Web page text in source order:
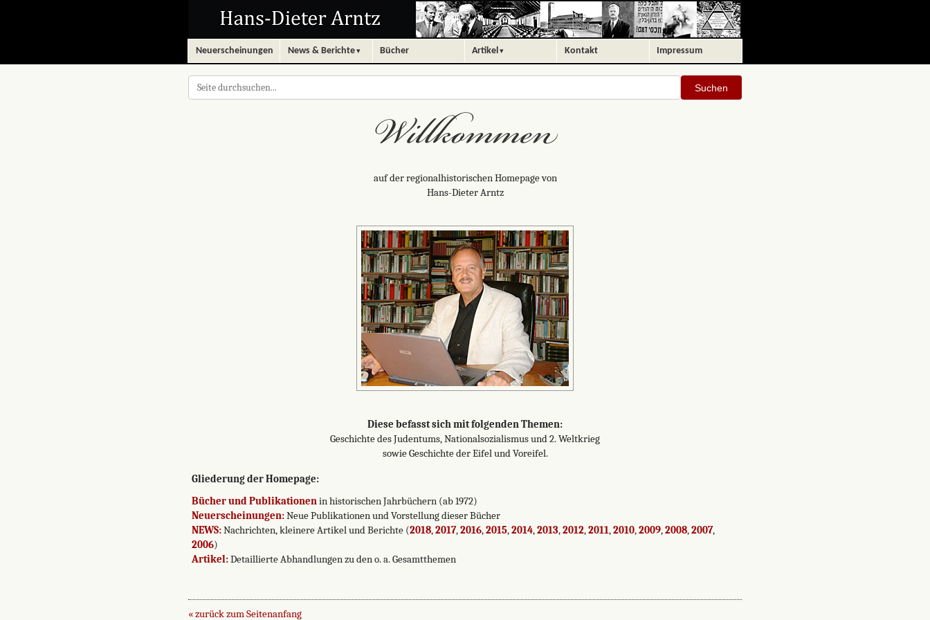
Neuerscheinungen News & Berichte Bücher Artikel Kontakt Impressum
Suchen
auf der regionalhistorischen Homepage von
Hans-Dieter Arntz
Diese befasst sich mit folgenden Themen:
Geschichte des Judentums, Nationalsozialismus und 2. Weltkrieg
sowie Geschichte der Eifel und Voreifel.
Gliederung der Homepage:
Bücher und Publikationenin historischen Jahrbüchern (ab 1972)
Neuerscheinungen:Neue Publikationen und Vorstellung dieser Bücher
NEWS:Nachrichten, kleinere Artikel und Berichte (2018,2017,2016,2015,2014,2013,2012,2011,2010,2009,2008,2007,
2006)
Artikel:Detaillierte Abhandlungen zu den o. a. Gesamtthemen
« zurück zum Seitenanfang